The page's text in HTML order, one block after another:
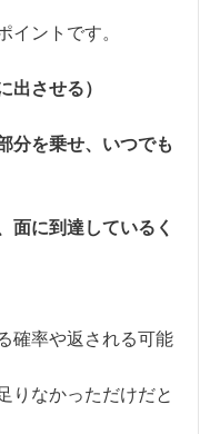
イントです。
出させる）
分を乗せ、いつでも
面に到達しているく
確率や返される可能
りなかっただけだと